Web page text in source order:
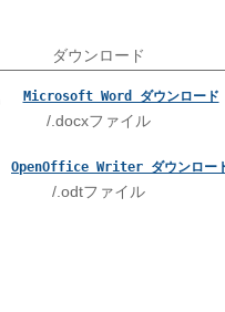
ダウンロード
Microsoft Word ダウンロード
/.docxファイル
OpenOffice Writer ダウンロー
/.odtファイル